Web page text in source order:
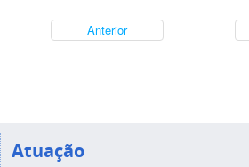
Anterior
Atuação